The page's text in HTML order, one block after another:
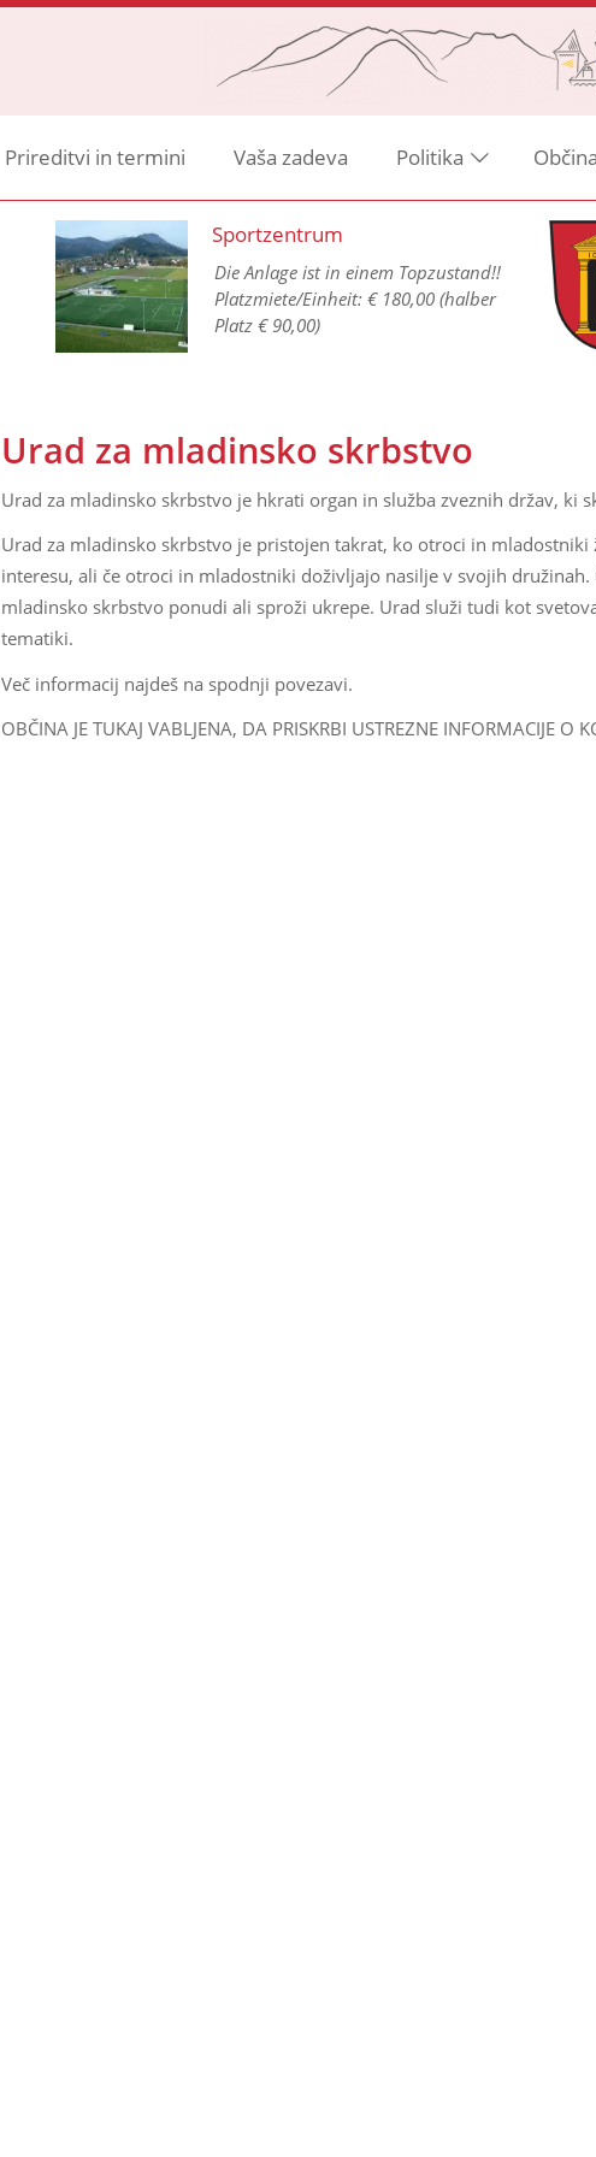
Prireditvi in termini Vaša zadeva Politika Občina
Sportzentrum
Die Anlage ist in einem Topzustand!!
Platzmiete/Einheit: € 180,00 (halber
Platz € 90,00)
Urad za mladinsko skrbstvo
Urad za mladinsko skrbstvo je hkrati organ in služba zveznih držav, ki
Urad za mladinsko skrbstvo je pristojen takrat, ko otroci in
interesu, ali če otroci in mladostniki doživljajo nasilje v svojih
mladinsko skrbstvo ponudi ali sproži ukrepe. Urad služi tudi kot
tematiki.
Več informacij najdeš na spodnji povezavi.
OBČINA JE TUKAJ VABLJENA, DA PRISKRBI USTREZNE INFORMACIJE O